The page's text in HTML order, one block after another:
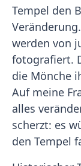
Tempel den
werden von
fotografiert.
die Mönche
Auf meine
alles
scherzt: es
den Tempel